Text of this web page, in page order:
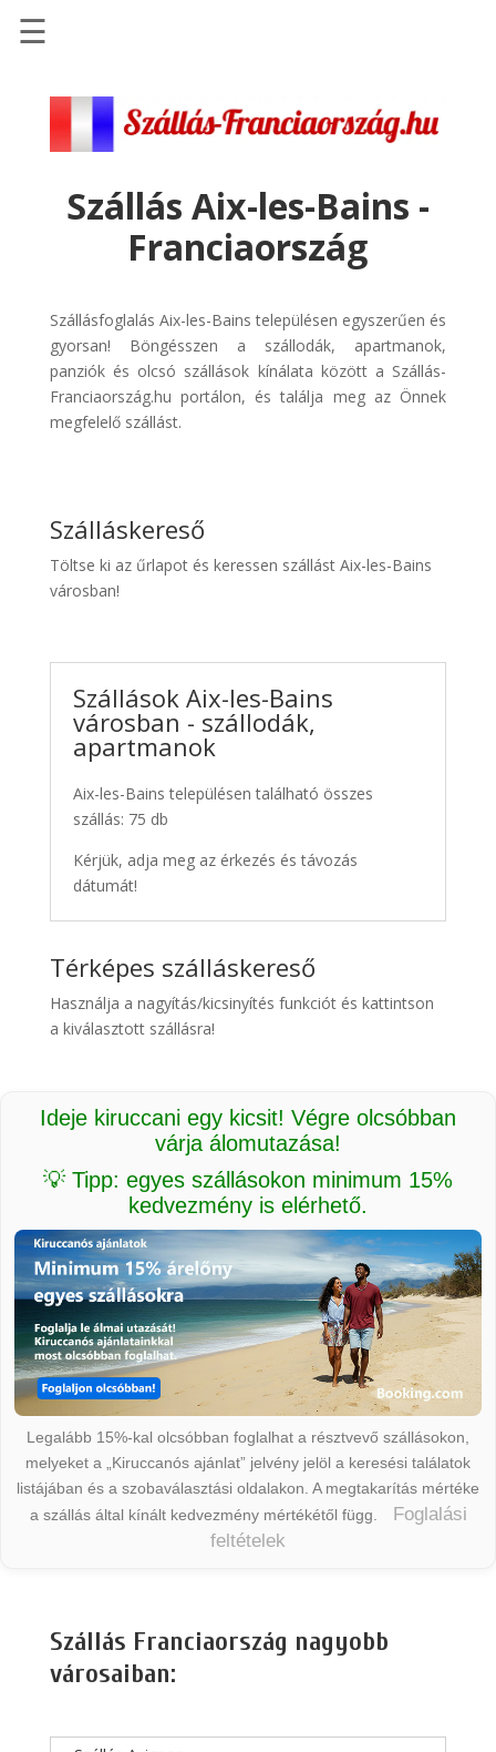
Szállások
Repülőjegy
pénzvisszatérítéssel
Discover
Cars
Transzfer
☰
Szállás Aix-les-Bains -
Franciaország
Szállásfoglalás Aix-les-Bains településen egyszerűen és
gyorsan! Böngésszen a szállodák, apartmanok,
panziók és olcsó szállások kínálata között a Szállás-
Franciaország.hu portálon, és találja meg az Önnek
megfelelő szállást.
Szálláskereső
Töltse ki az űrlapot és keressen szállást Aix-les-Bains
városban!
Szállások Aix-les-Bains
városban - szállodák,
apartmanok
Aix-les-Bains településen található összes
szállás: 75 db
Kérjük, adja meg az érkezés és távozás
dátumát!
Térképes szálláskereső
Használja a nagyítás/kicsinyítés funkciót és kattintson
a kiválasztott szállásra!
Ideje kiruccani egy kicsit! Végre olcsóbban
várja álomutazása!
💡 Tipp: egyes szállásokon minimum 15%
kedvezmény is elérhető.
Legalább 15%-kal olcsóbban foglalhat a résztvevő szállásokon,
melyeket a „Kiruccanós ajánlat” jelvény jelöl a keresési találatok
listájában és a szobaválasztási oldalakon. A megtakarítás mértéke
a szállás által kínált kedvezmény mértékétől függ.
Foglalási
feltételek
Szállás Franciaország nagyobb
városaiban: